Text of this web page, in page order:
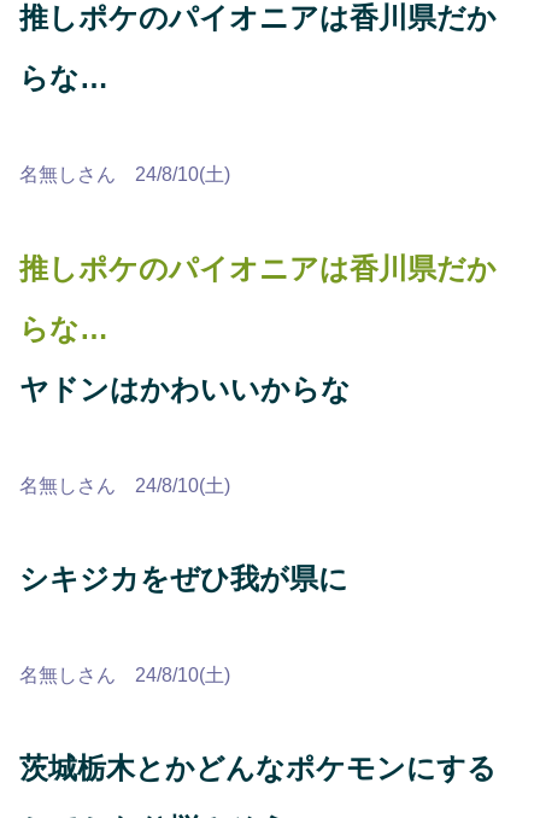
推しポケのパイオニアは香川県だか
らな…
名無しさん 24/8/10(土)
推しポケのパイオニアは香川県だか
らな…
ヤドンはかわいいからな
名無しさん 24/8/10(土)
シキジカをぜひ我が県に
名無しさん 24/8/10(土)
茨城栃木とかどんなポケモンにする